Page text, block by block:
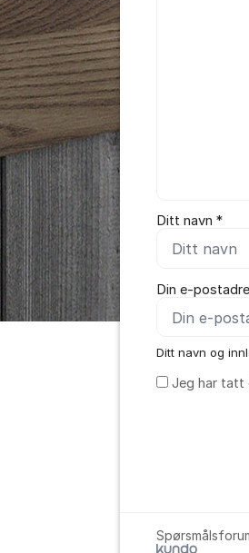
Ditt navn *
Din e-
Ditt navn og
Jeg har tatt